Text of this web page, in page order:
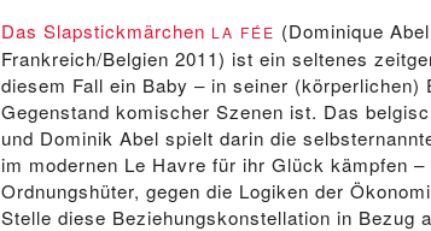
Das Slapstickmärchen LA FÉE (Dominique
Frankreich/Belgien 2011) ist ein seltenes
diesem Fall ein Baby – in seiner
Gegenstand komischer Szenen ist. Das
und Dominik Abel spielt darin die
im modernen Le Havre für ihr Glück kämpfen
Ordnungshüter, gegen die Logiken der
Stelle diese Beziehungskonstellation in Bezug